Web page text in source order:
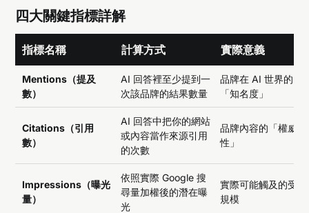
四大關鍵指標詳解
指標名稱 計算方式 實際意義
Mentions（提及
數）
AI 回答裡至少提到一
次該品牌的結果數量
品牌在 AI 世界的
「知名度」
Citations（引用
數）
AI 回答中把你的網站
或內容當作來源引用
的次數
品牌內容的「權威
性」
Impressions（曝光
量）
依照實際 Google 搜
尋量加權後的潛在曝
光
實際可能觸及的受眾
規模